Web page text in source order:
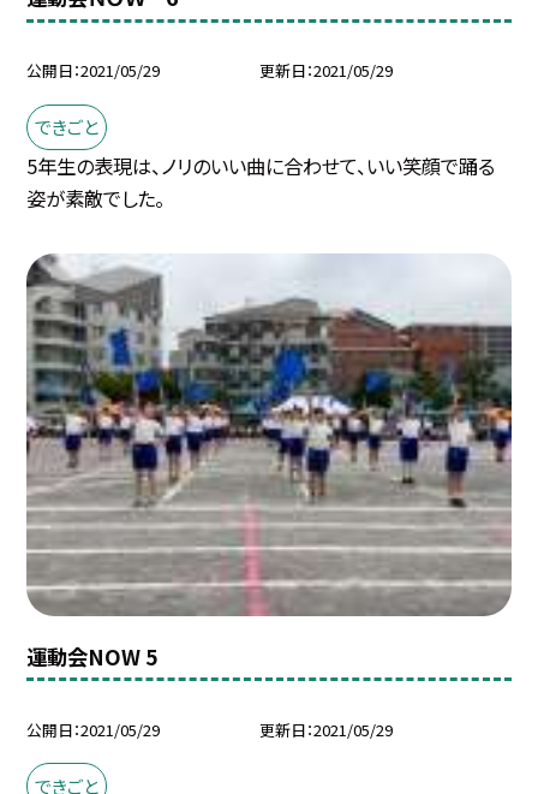
公開日 2021/05/29 更新日 2021/05/29
できごと
5年生の表現は、ノリのいい曲に合わせて、いい笑顔で踊る
姿が素敵でした。
運動会NOW 5
公開日 2021/05/29 更新日 2021/05/29
できごと